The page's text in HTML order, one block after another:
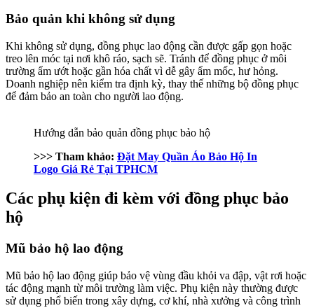
Bảo quản khi không sử dụng
Khi không sử dụng, đồng phục lao động cần được gấp gọn hoặc
treo lên móc tại nơi khô ráo, sạch sẽ. Tránh để đồng phục ở môi
trường ẩm ướt hoặc gần hóa chất vì dễ gây ẩm mốc, hư hỏng.
Doanh nghiệp nên kiểm tra định kỳ, thay thế những bộ đồng phục
để đảm bảo an toàn cho người lao động.
Hướng dẫn bảo quản đồng phục bảo hộ
>>> Tham khảo: Đặt May Quần Áo Bảo Hộ In
Logo Giá Rẻ Tại TPHCM
Các phụ kiện đi kèm với đồng phục bảo
hộ
Mũ bảo hộ lao động
Mũ bảo hộ lao động giúp bảo vệ vùng đầu khỏi va đập, vật rơi hoặc
tác động mạnh từ môi trường làm việc. Phụ kiện này thường được
sử dụng phổ biến trong xây dựng, cơ khí, nhà xưởng và công trình